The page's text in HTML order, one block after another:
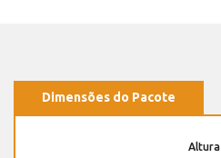
Dimensões do Pacote
Altura